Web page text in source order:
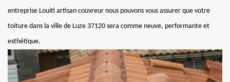
entreprise Louiti artisan couvreur nous pouvons vous assurer que votre
toiture dans la ville de Luze 37120 sera comme neuve, performante et
esthétique.